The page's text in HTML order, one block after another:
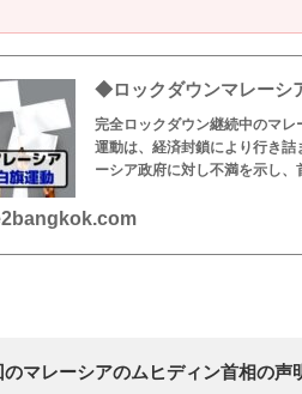
◆ロックダウンマレーシ
完全ロックダウン継続中のマ
運動は、経済封鎖により行き
ーシア政府に対し不満を示し
のマレーシアのムヒディン首相の声